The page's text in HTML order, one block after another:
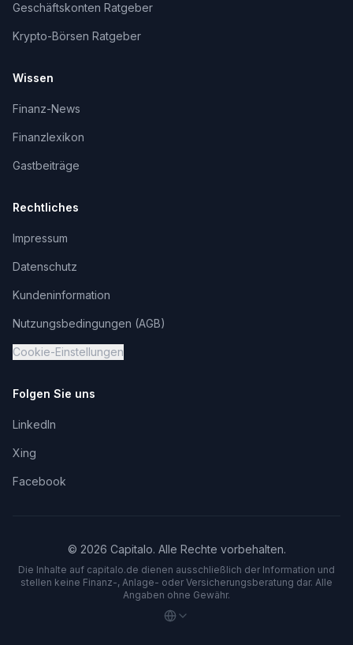
Geschäftskonten Ratgeber
Krypto-Börsen Ratgeber
Wissen
Finanz-News
Finanzlexikon
Gastbeiträge
Rechtliches
Impressum
Datenschutz
Kundeninformation
Nutzungsbedingungen (AGB)
Cookie-Einstellungen
Folgen Sie uns
LinkedIn
Xing
Facebook
© 2026 Capitalo. Alle Rechte vorbehalten.
Die Inhalte auf capitalo.de dienen ausschließlich der Information und
stellen keine Finanz-, Anlage- oder Versicherungsberatung dar. Alle
Angaben ohne Gewähr.